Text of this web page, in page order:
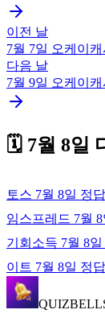
이전 날
7월 7일 오케이캐
다음 날
7월 9일 오케이캐
🗓️ 7월 8일
토스 7월 8일 정답
임스프레드 7월 8
기회소득 7월 8일
이트 7월 8일 정답